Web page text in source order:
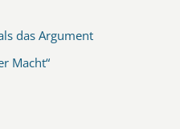
das Argument
Macht“